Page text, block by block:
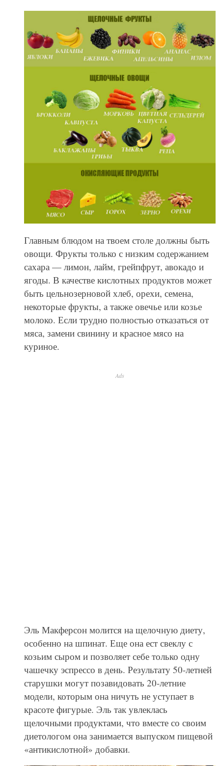
Главным блюдом на твоем столе должны быть
овощи. Фрукты только с низким содержанием
сахара — лимон, лайм, грейпфрут, авокадо и
ягоды. В качестве кислотных продуктов может
быть цельнозерновой хлеб, орехи, семена,
некоторые фрукты, а также овечье или козье
молоко. Если трудно полностью отказаться от
мяса, замени свинину и красное мясо на
куриное.
Ads
Эль Макферсон молится на щелочную диету,
особенно на шпинат. Еще она ест свеклу с
козьим сыром и позволяет себе только одну
чашечку эспрессо в день. Результату 50-летней
старушки могут позавидовать 20-летние
модели, которым она ничуть не уступает в
красоте фигурые. Эль так увлеклась
щелочными продуктами, что вместе со своим
диетологом она занимается выпуском пищевой
«антикислотной» добавки.